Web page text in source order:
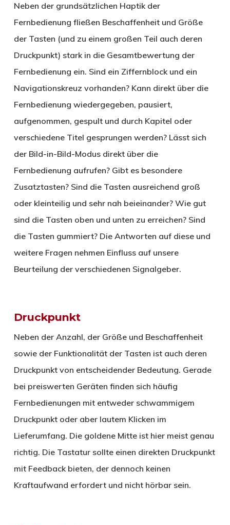
Neben der grundsätzlichen Haptik der
Fernbedienung fließen Beschaffenheit und Größe
der Tasten (und zu einem großen Teil auch deren
Druckpunkt) stark in die Gesamtbewertung der
Fernbedienung ein. Sind ein Ziffernblock und ein
Navigationskreuz vorhanden? Kann direkt über die
Fernbedienung wiedergegeben, pausiert,
aufgenommen, gespult und durch Kapitel oder
verschiedene Titel gesprungen werden? Lässt sich
der Bild-in-Bild-Modus direkt über die
Fernbedienung aufrufen? Gibt es besondere
Zusatztasten? Sind die Tasten ausreichend groß
oder kleinteilig und sehr nah beieinander? Wie gut
sind die Tasten oben und unten zu erreichen? Sind
die Tasten gummiert? Die Antworten auf diese und
weitere Fragen nehmen Einfluss auf unsere
Beurteilung der verschiedenen Signalgeber.
Druckpunkt
Neben der Anzahl, der Größe und Beschaffenheit
sowie der Funktionalität der Tasten ist auch deren
Druckpunkt von entscheidender Bedeutung. Gerade
bei preiswerten Geräten finden sich häufig
Fernbedienungen mit entweder schwammigem
Druckpunkt oder aber lautem Klicken im
Lieferumfang. Die goldene Mitte ist hier meist genau
richtig. Die Tastatur sollte einen direkten Druckpunkt
mit Feedback bieten, der dennoch keinen
Kraftaufwand erfordert und nicht hörbar sein.